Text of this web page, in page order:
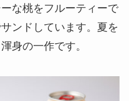
な桃をフルーティーで
ンドしています。夏を
身の一作です。